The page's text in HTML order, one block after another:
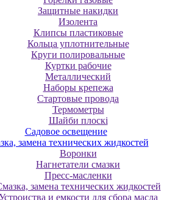
Защитные накидки
Изолента
Клипсы пластиковые
Кольца уплотнительные
Круги полировальные
Куртки рабочие
Металлический
Наборы крепежа
Стартовые провода
Термометры
Шайби плоскі
Садовое освещение
замена технических жидкостей
Воронки
Нагнетатели смазки
Пресс-масленки
замена технических жидкостей
и емкости для сбора масла